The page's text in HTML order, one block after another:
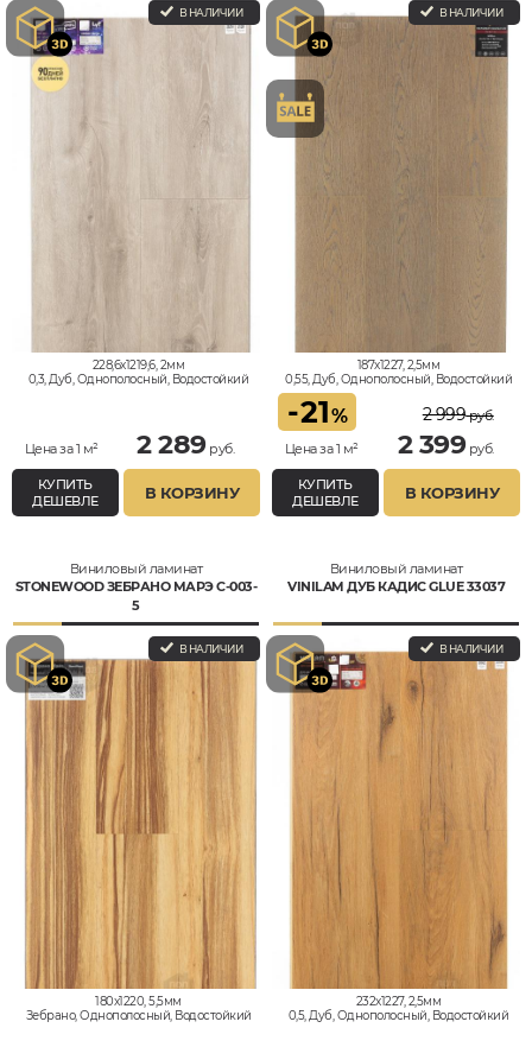
В НАЛИЧИИ
228,6x1219,6, 2мм
0,3, Дуб, Однополосный, Водостойкий
Цена за 1 м² 2 289руб.
КУПИТЬ
ДЕШЕВЛЕ
В КОРЗИНУ
В НАЛИЧИИ
187x1227, 2,5мм
0,55, Дуб, Однополосный, Водостойкий
-21%
Цена за 1 м²
2 999руб.
2 399руб.
КУПИТЬ
ДЕШЕВЛЕ
В КОРЗИНУ
Виниловый ламинат
STONEWOOD ЗЕБРАНО МАРЭ C-003-
5
В НАЛИЧИИ
180x1220, 5,5мм
Зебрано, Однополосный, Водостойкий
Виниловый ламинат
VINILAM ДУБ КАДИС GLUE 33037
В НАЛИЧИИ
232x1227, 2,5мм
0,5, Дуб, Однополосный, Водостойкий